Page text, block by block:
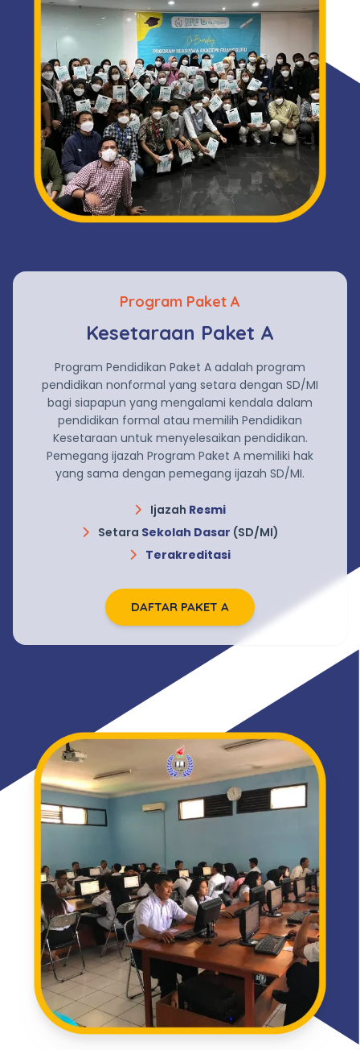
Program Paket A
Kesetaraan Paket A
Program Pendidikan Paket A adalah program
pendidikan nonformal yang setara dengan SD/MI
bagi siapapun yang mengalami kendala dalam
pendidikan formal atau memilih Pendidikan
Kesetaraan untuk menyelesaikan pendidikan.
Pemegang ijazah Program Paket A memiliki hak
yang sama dengan pemegang ijazah SD/MI.
Ijazah Resmi
Setara Sekolah Dasar (SD/MI)
Terakreditasi
DAFTAR PAKET A